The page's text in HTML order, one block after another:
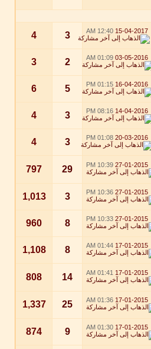
15-04-2017
12:40 AM
3
4
03-05-2016
01:09 AM
2
3
16-04-2016
01:15 PM
5
6
14-04-2016
08:16 PM
3
4
20-03-2016
01:08 PM
3
4
27-01-2015
10:39 PM
29
797
27-01-2015
10:36 PM
3
1,013
27-01-2015
10:33 PM
8
960
17-01-2015
01:44 AM
8
1,108
17-01-2015
01:41 AM
14
808
17-01-2015
01:36 AM
25
1,337
17-01-2015
01:30 AM
9
874